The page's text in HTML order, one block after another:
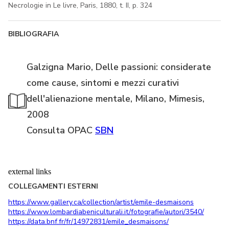
Necrologie in Le livre, Paris, 1880, t. II, p. 324
BIBLIOGRAFIA
Galzigna Mario, Delle passioni: considerate
come cause, sintomi e mezzi curativi
dell'alienazione mentale, Milano, Mimesis,
2008
Consulta OPAC SBN
external links
COLLEGAMENTI ESTERNI
https://www.gallery.ca/collection/artist/emile-desmaisons
https://www.lombardiabeniculturali.it/fotografie/autori/3540/
https://data.bnf.fr/fr/14972831/emile_desmaisons/